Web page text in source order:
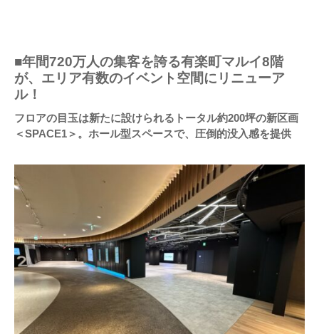
■年間720万人の集客を誇る有楽町マルイ8階
が、エリア有数のイベント空間にリニューア
ル！
フロアの目玉は新たに設けられるトータル約200坪の新区画
＜SPACE1＞。ホール型スペースで、圧倒的没入感を提供